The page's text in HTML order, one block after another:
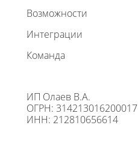
Возможности
Интеграции
Команда
ИП Олаев В.А.
ОГРН: 314213016200017
ИНН: 212810656614